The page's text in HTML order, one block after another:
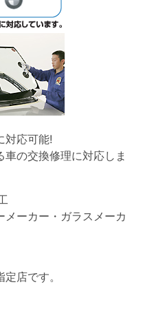
対応可能!
の交換修理に対応しま
メーカー・ガラスメーカ
店です。